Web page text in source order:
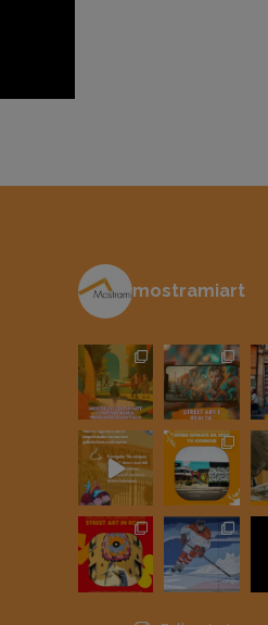
mostramiart